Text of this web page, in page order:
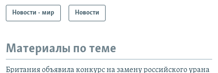
Новости - мир Новости
Материалы по теме
Британия объявила конкурс на замену российского урана